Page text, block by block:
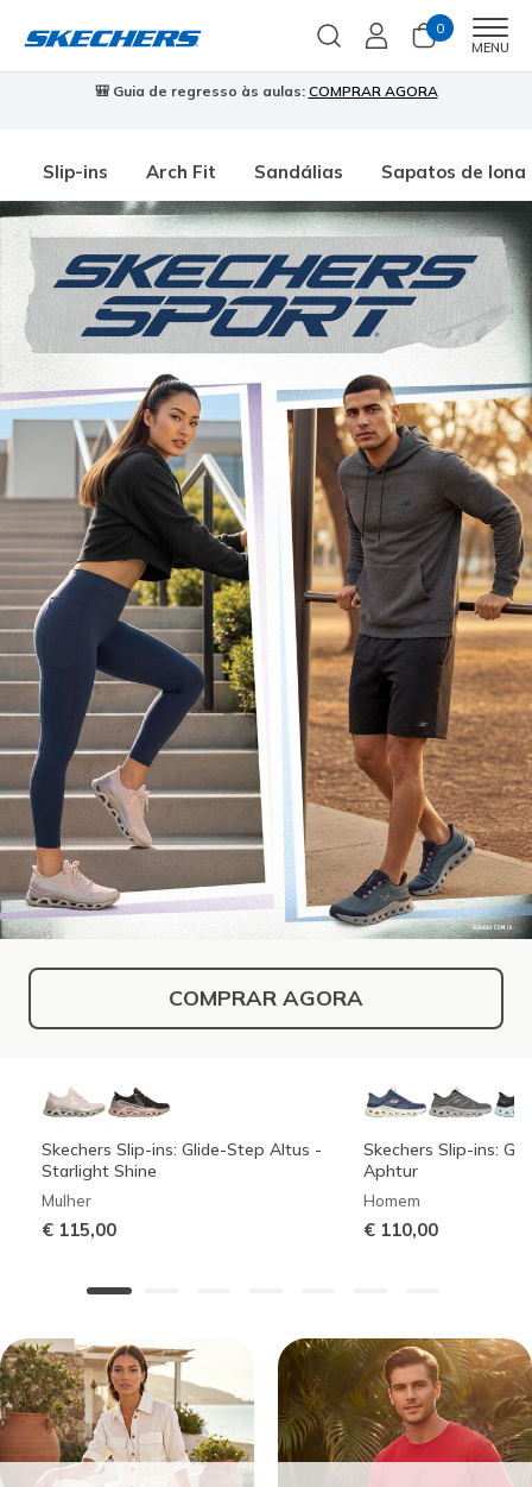
0
MENU
🎒 Guia de regresso às aulas: COMPRAR AGORA
Slip-ins Arch Fit Sandálias Sapatos de lona
COMPRAR AGORA
Skechers Slip-ins: Glide-Step Altus -
Starlight Shine
Mulher
€ 115,00
Skechers Slip-ins:
Aphtur
Homem
€ 110,00